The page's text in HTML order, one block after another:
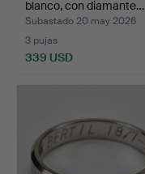
blanco, con diamante…
Subastado 20 may 2026
3 pujas
339 USD